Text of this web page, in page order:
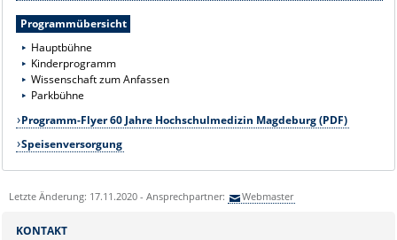
Programmübersicht
Hauptbühne
Kinderprogramm
Wissenschaft zum Anfassen
Parkbühne
Programm-Flyer 60 Jahre Hochschulmedizin Magdeburg (PDF)
Speisenversorgung
Letzte Änderung: 17.11.2020 - Ansprechpartner: Webmaster
KONTAKT